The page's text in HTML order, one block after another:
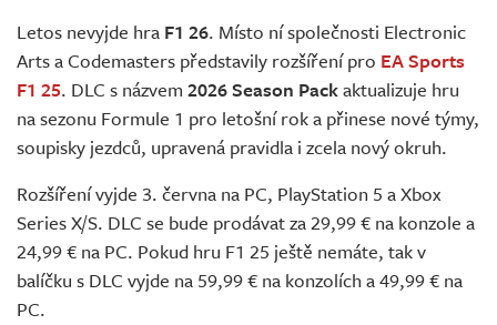
Živě
Letos nevyjde hra F1 26. Místo ní společnosti Electronic
Arts a Codemasters představily rozšíření pro EA Sports
F1 25. DLC s názvem 2026 Season Packaktualizuje hru
na sezonu Formule 1 pro letošní rok a přinese nové týmy,
soupisky jezdců, upravená pravidla i zcela nový okruh.
Rozšíření vyjde 3. června na PC, PlayStation 5 a Xbox
Series X/S. DLC se bude prodávat za 29,99 € na konzole a
24,99 € na PC. Pokud hru F1 25 ještě nemáte, tak v
balíčku s DLC vyjde na 59,99 € na konzolích a 49,99 € na
PC.